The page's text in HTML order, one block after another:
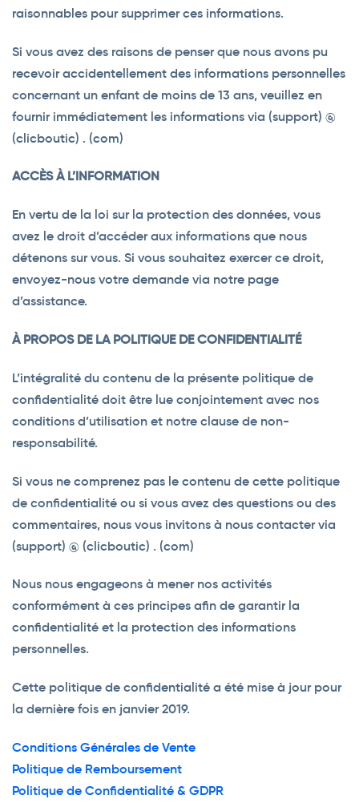
raisonnables pour supprimer ces informations.
Si vous avez des raisons de penser que nous avons pu
recevoir accidentellement des informations personnelles
concernant un enfant de moins de 13 ans, veuillez en
fournir immédiatement les informations via (support) @
(clicboutic) . (com)
ACCÈS À L’INFORMATION
En vertu de la loi sur la protection des données, vous
avez le droit d’accéder aux informations que nous
détenons sur vous. Si vous souhaitez exercer ce droit,
envoyez-nous votre demande via notre page
d’assistance.
À PROPOS DE LA POLITIQUE DE CONFIDENTIALITÉ
L’intégralité du contenu de la présente politique de
confidentialité doit être lue conjointement avec nos
conditions d’utilisation et notre clause de non-
responsabilité.
Si vous ne comprenez pas le contenu de cette politique
de confidentialité ou si vous avez des questions ou des
commentaires, nous vous invitons à nous contacter via
(support) @ (clicboutic) . (com)
Nous nous engageons à mener nos activités
conformément à ces principes afin de garantir la
confidentialité et la protection des informations
personnelles.
Cette politique de confidentialité a été mise à jour pour
la dernière fois en janvier 2019.
Conditions Générales de Vente
Politique de Remboursement
Politique de Confidentialité & GDPR